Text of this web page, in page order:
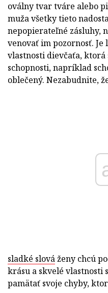
oválny tvar tváre alebo
muža všetky tieto
nepopierateľné zásluhy,
venovať im pozornosť.
vlastnosti dievčaťa,
schopnosti, napríklad
oblečený. Nezabudnite,
sladké slováženy chcú
krásu a skvelé vlastnosti
pamätať svoje chyby,